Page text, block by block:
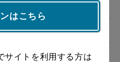
オープン価格
オープン価格
オープン価格
はこちら
サイトを利用する方は